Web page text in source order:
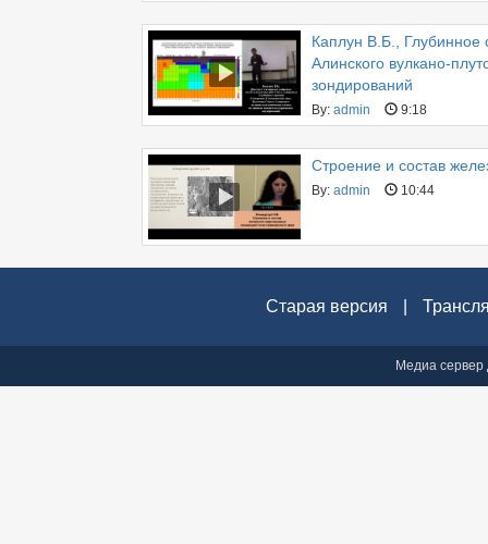
Каплун В.Б., Глубинное
Алинского вулкано-
зондирований
By: admin 9:18
Строение и состав
By: admin 10:44
Старая версия
Медиа